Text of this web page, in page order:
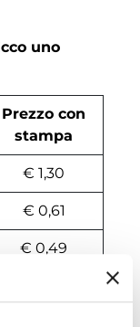
uno
Prezzo con
stampa
€ 1,30
€ 0,61
€ 0,49